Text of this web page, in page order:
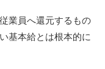
業員へ還元するもの
基本給とは根本的に